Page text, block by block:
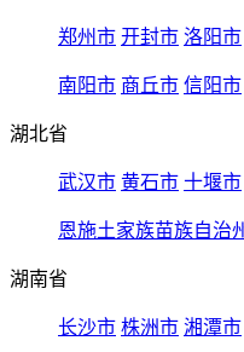
郑州市 开封市 洛阳市
南阳市 商丘市 信阳市
湖北省
武汉市 黄石市 十堰市
恩施土家族苗族自治
湖南省
长沙市 株洲市 湘潭市